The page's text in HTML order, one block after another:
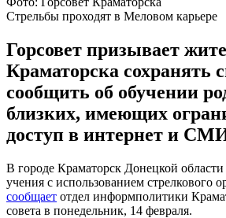
Стрельбы проходят в Меловом карьере
Горсовет призывает
Краматорска сохранять
сообщить об обучении
близких, имеющих
доступ в интернет и
В городе Краматорск Донецкой
учения с использованием стрелкового
сообщает отдел информполитики
совета в понедельник, 14 февраля.